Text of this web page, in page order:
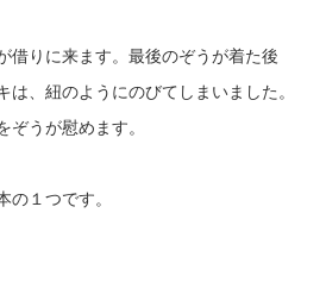
借りに来ます。最後のぞうが着た後
は、紐のようにのびてしまいました。
うが慰めます。
１つです。